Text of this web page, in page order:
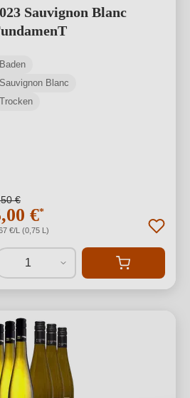
Sauvignon Blanc
Baden
Sauvignon Blanc
Trocken
€
€*
€/L (0,75 L)
1